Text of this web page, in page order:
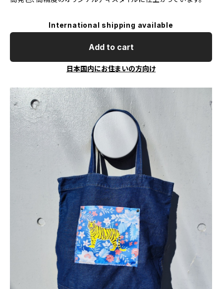
International shipping available
Add to cart
日本国内にお住まいの方向け